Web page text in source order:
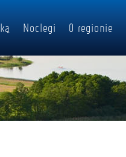
Noclegi O regionie